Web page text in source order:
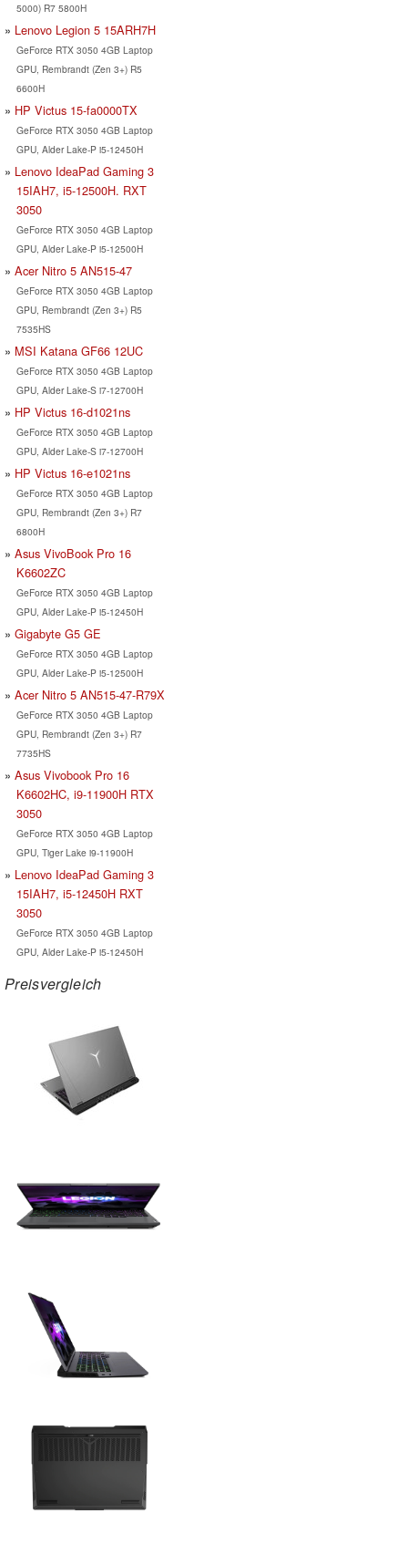
5000) R7 5800H
Lenovo Legion 5 15ARH7H
GeForce RTX 3050 4GB Laptop
GPU, Rembrandt (Zen 3+) R5
6600H
HP Victus 15-fa0000TX
GeForce RTX 3050 4GB Laptop
GPU, Alder Lake-P i5-12450H
Lenovo IdeaPad Gaming 3
15IAH7, i5-12500H. RXT
3050
GeForce RTX 3050 4GB Laptop
GPU, Alder Lake-P i5-12500H
Acer Nitro 5 AN515-47
GeForce RTX 3050 4GB Laptop
GPU, Rembrandt (Zen 3+) R5
7535HS
MSI Katana GF66 12UC
GeForce RTX 3050 4GB Laptop
GPU, Alder Lake-S i7-12700H
HP Victus 16-d1021ns
GeForce RTX 3050 4GB Laptop
GPU, Alder Lake-S i7-12700H
HP Victus 16-e1021ns
GeForce RTX 3050 4GB Laptop
GPU, Rembrandt (Zen 3+) R7
6800H
Asus VivoBook Pro 16
K6602ZC
GeForce RTX 3050 4GB Laptop
GPU, Alder Lake-P i5-12450H
Gigabyte G5 GE
GeForce RTX 3050 4GB Laptop
GPU, Alder Lake-P i5-12500H
Acer Nitro 5 AN515-47-R79X
GeForce RTX 3050 4GB Laptop
GPU, Rembrandt (Zen 3+) R7
7735HS
Asus Vivobook Pro 16
K6602HC, i9-11900H RTX
3050
GeForce RTX 3050 4GB Laptop
GPU, Tiger Lake i9-11900H
Lenovo IdeaPad Gaming 3
15IAH7, i5-12450H RXT
3050
GeForce RTX 3050 4GB Laptop
GPU, Alder Lake-P i5-12450H
Preisvergleich